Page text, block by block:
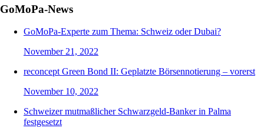
GoMoPa-News
GoMoPa-Experte zum Thema: Schweiz oder Dubai?
November 21, 2022
reconcept Green Bond II: Geplatzte Börsennotierung – vorerst
November 10, 2022
Schweizer mutmaßlicher Schwarzgeld-Banker in Palma
festgesetzt